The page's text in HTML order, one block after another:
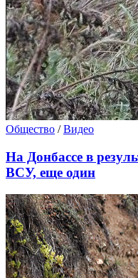
Общество /Видео
На Донбассе в
ВСУ, еще один